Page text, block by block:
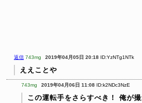
返信 743mg 2019年04月05日 20:18 ID:YzNTg1NTk
ええことや
743mg 2019年04月06日 11:08 ID:k2NDc3NzE
この運転手をさらすべき！
俺が